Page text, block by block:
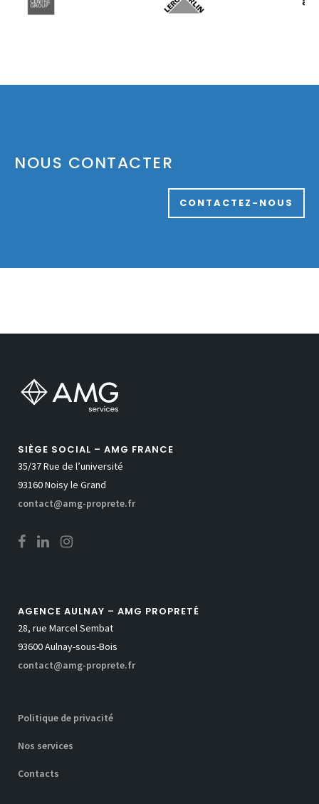
NOUS CONTACTER
CONTACTEZ-NOUS
SIÈGE SOCIAL – AMG FRANCE
35/37 Rue de l’université
93160 Noisy le Grand
contact@amg-proprete.fr
AGENCE AULNAY – AMG PROPRETÉ
28, rue Marcel Sembat
93600 Aulnay-sous-Bois
contact@amg-proprete.fr
Politique de privacité
Nos services
Contacts